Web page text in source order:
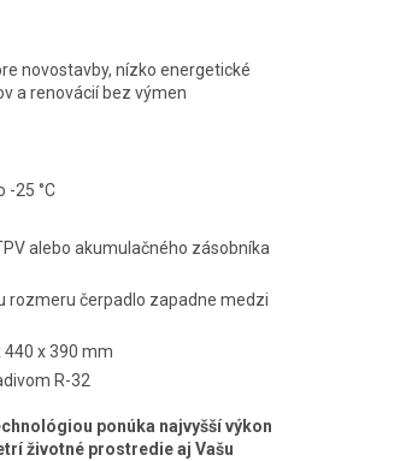
novostavby, nízko energetické
a renovácií bez výmen
-25 °C
alebo akumulačného zásobníka
rozmeru čerpadlo zapadne medzi
440 x 390 mm
R-32
ponúka najvyšší výkon
životné prostredie aj Vašu